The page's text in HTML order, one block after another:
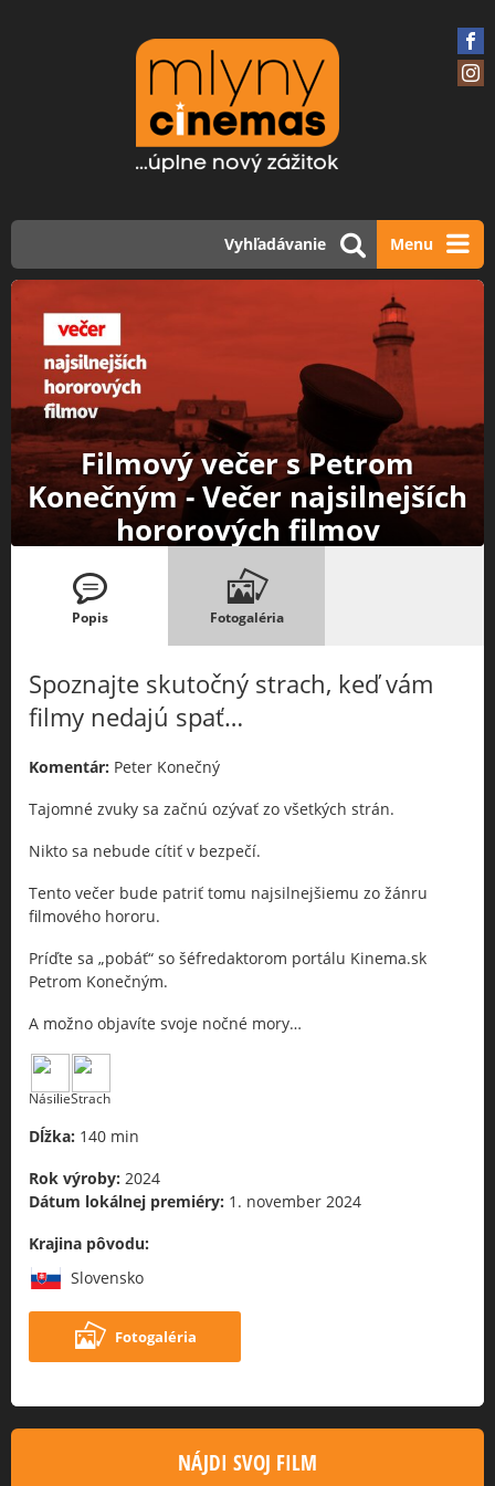
Menu
Vyhľadávanie
Filmový večer s Petrom
Konečným - Večer najsilnejších
hororových filmov
Popis Fotogaléria
Spoznajte skutočný strach, keď vám
filmy nedajú spať…
Komentár: Peter Konečný
Tajomné zvuky sa začnú ozývať zo všetkých strán.
Nikto sa nebude cítiť v bezpečí.
Tento večer bude patriť tomu najsilnejšiemu zo žánru
filmového hororu.
Príďte sa „pobáť“ so šéfredaktorom portálu Kinema.sk
Petrom Konečným.
A možno objavíte svoje nočné mory…
NásilieStrach
Dĺžka: 140 min
Rok výroby: 2024
Dátum lokálnej premiéry: 1. november 2024
Krajina pôvodu:
Slovensko
Fotogaléria
NÁJDI SVOJ FILM